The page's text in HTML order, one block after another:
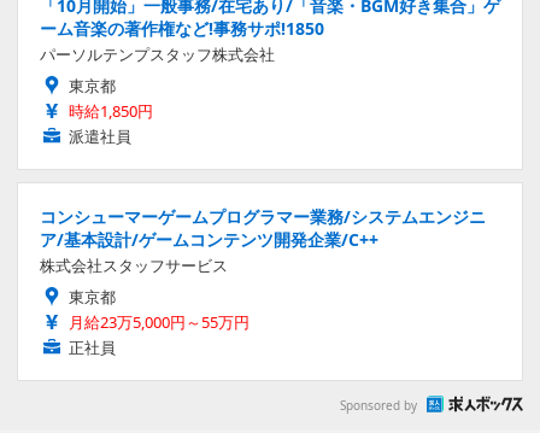
「10月開始」一般事務/在宅あり/「音楽・BGM好き集合」ゲ
ーム音楽の著作権など!事務サポ!1850
パーソルテンプスタッフ株式会社
東京都
時給1,850円
派遣社員
コンシューマーゲームプログラマー業務/システムエンジニ
ア/基本設計/ゲームコンテンツ開発企業/C++
株式会社スタッフサービス
東京都
月給23万5,000円～55万円
正社員
Sponsored by